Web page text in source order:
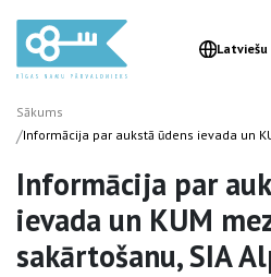
Latviešu
Sākums
/Informācija par aukstā ūdens ievada un
Informācija par
ievada un KUM
sakārtošanu, SIA